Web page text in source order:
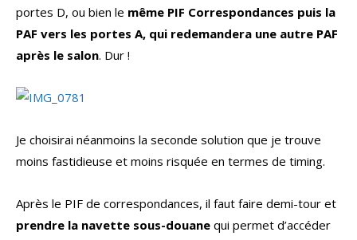
portes D, ou bien le même PIF Correspondances puis la
PAF vers les portes A, qui redemandera une autre PAF
après le salon. Dur !
Je choisirai néanmoins la seconde solution que je trouve
moins fastidieuse et moins risquée en termes de timing.
Après le PIF de correspondances, il faut faire demi-tour et
prendre la navette sous-douane qui permet d’accéder